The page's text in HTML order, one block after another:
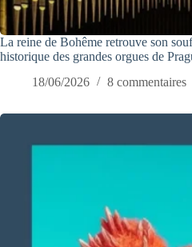
La reine de Bohême retrouve son
historique des grandes orgues de
18/06/2026
8 commentaires